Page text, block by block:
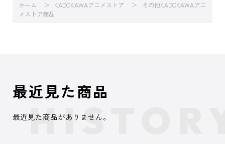
ホーム KADOKAWAアニメストア
その他KADOKAWAアニ
メストア商品
最近見た商品
最近見た商品がありません。